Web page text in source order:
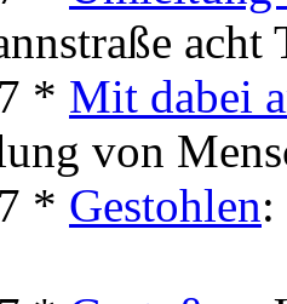
acht
* Mit dabei
von
* Gestohlen: